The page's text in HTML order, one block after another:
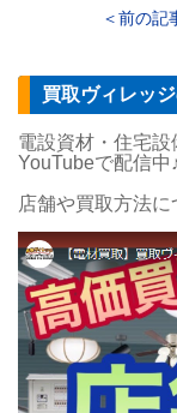
前の記
買取ヴィレッ
電設資材・住宅
YouTubeで配信中
店舗や買取方法に